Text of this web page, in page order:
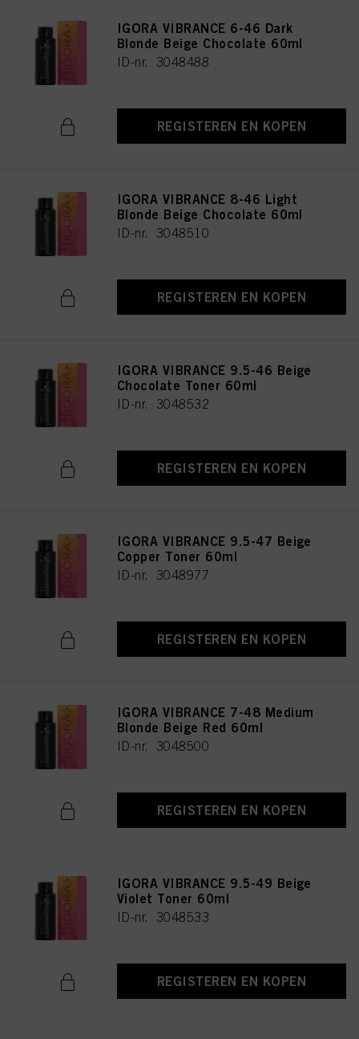
IGORA VIBRANCE 6-46 Dark
Blonde Beige Chocolate 60ml
ID-nr. 3048488
REGISTEREN EN KOPEN
IGORA VIBRANCE 8-46 Light
Blonde Beige Chocolate 60ml
ID-nr. 3048510
REGISTEREN EN KOPEN
IGORA VIBRANCE 9.5-46 Beige
Chocolate Toner 60ml
ID-nr. 3048532
REGISTEREN EN KOPEN
IGORA VIBRANCE 9.5-47 Beige
Copper Toner 60ml
ID-nr. 3048977
REGISTEREN EN KOPEN
IGORA VIBRANCE 7-48 Medium
Blonde Beige Red 60ml
ID-nr. 3048500
REGISTEREN EN KOPEN
IGORA VIBRANCE 9.5-49 Beige
Violet Toner 60ml
ID-nr. 3048533
REGISTEREN EN KOPEN